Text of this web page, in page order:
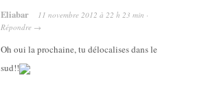
Eliabar 11 novembre 2012 à 22 h 23 min ·
Répondre →
Oh oui la prochaine, tu délocalises dans le
sud!!